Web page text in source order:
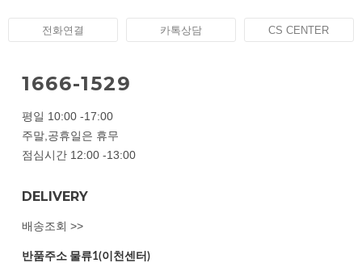
전화연결 카톡상담 CS CENTER
1666-1529
평일 10:00 -17:00
주말,공휴일은 휴무
점심시간 12:00 -13:00
DELIVERY
배송조회 >>
반품주소 물류1(이천센터)